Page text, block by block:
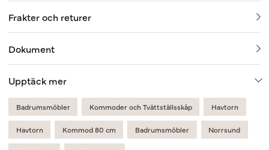
Frakter och returer
Dokument
Upptäck mer
Badrumsmöbler Kommoder och Tvättställsskåp Havtorn
Havtorn Kommod 80 cm Badrumsmöbler Norrsund